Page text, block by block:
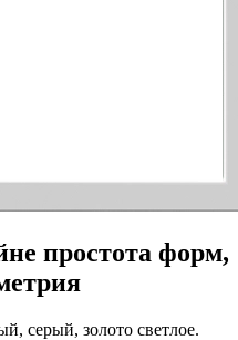
простота форм,
серый, золото светлое.